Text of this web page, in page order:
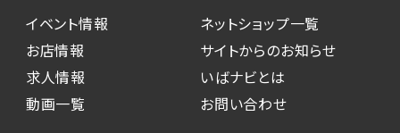
イベント情報
お店情報
求人情報
動画一覧
ネットショップ一覧
サイトからのお知らせ
いばナビとは
お問い合わせ